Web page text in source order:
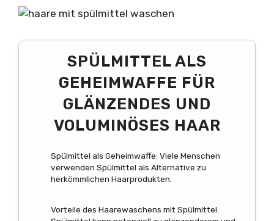
SPÜLMITTEL ALS
GEHEIMWAFFE FÜR
GLÄNZENDES UND
VOLUMINÖSES HAAR
Spülmittel als Geheimwaffe: Viele Menschen
verwenden Spülmittel als Alternative zu
herkömmlichen Haarprodukten.
Vorteile des Haarewaschens mit Spülmittel: